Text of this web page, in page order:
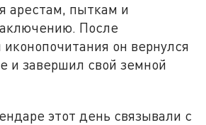
арестам, пыткам и
После
иконопочитания он вернулся
и завершил свой земной
этот день связывали с